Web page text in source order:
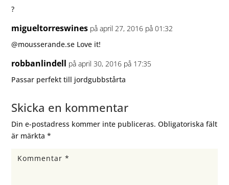
?
migueltorreswines på april 27, 2016 på 01:32
@mousserande.se Love it!
robbanlindell på april 30, 2016 på 17:35
Passar perfekt till jordgubbstårta
Skicka en kommentar
Din e-postadress kommer inte publiceras. Obligatoriska fält
är märkta*